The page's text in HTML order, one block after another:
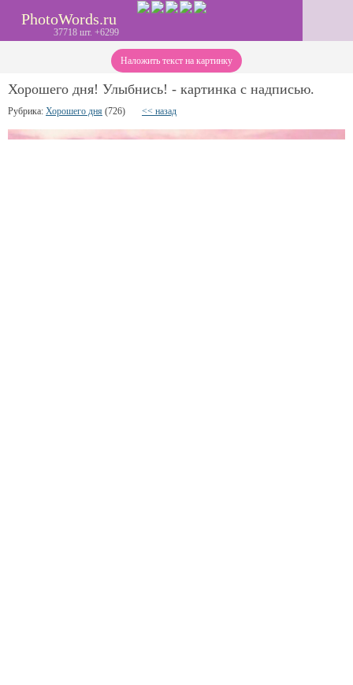
PhotoWords.ru
37718 шт. +6299
Наложить текст на картинку
Хорошего дня! Улыбнись! - картинка с надписью.
Рубрика: Хорошего дня (726) << назад